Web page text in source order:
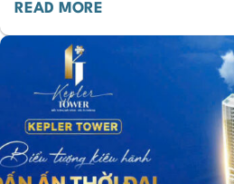
READ MORE